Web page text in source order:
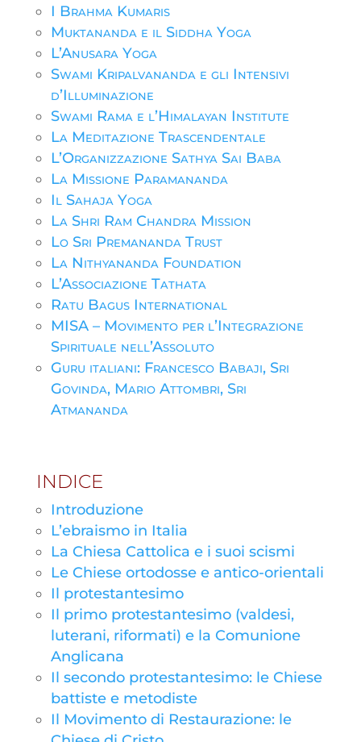
I Brahma Kumaris
Muktananda e il Siddha Yoga
L’Anusara Yoga
Swami Kripalvananda e gli Intensivi
d’Illuminazione
Swami Rama e l’Himalayan Institute
La Meditazione Trascendentale
L’Organizzazione Sathya Sai Baba
La Missione Paramananda
Il Sahaja Yoga
La Shri Ram Chandra Mission
Lo Sri Premananda Trust
La Nithyananda Foundation
L’Associazione Tathata
Ratu Bagus International
MISA – Movimento per l’Integrazione
Spirituale nell’Assoluto
Guru italiani: Francesco Babaji, Sri
Govinda, Mario Attombri, Sri
Atmananda
INDICE
Introduzione
L’ebraismo in Italia
La Chiesa Cattolica e i suoi scismi
Le Chiese ortodosse e antico-orientali
Il protestantesimo
Il primo protestantesimo (valdesi,
luterani, riformati) e la Comunione
Anglicana
Il secondo protestantesimo: le Chiese
battiste e metodiste
Il Movimento di Restaurazione: le